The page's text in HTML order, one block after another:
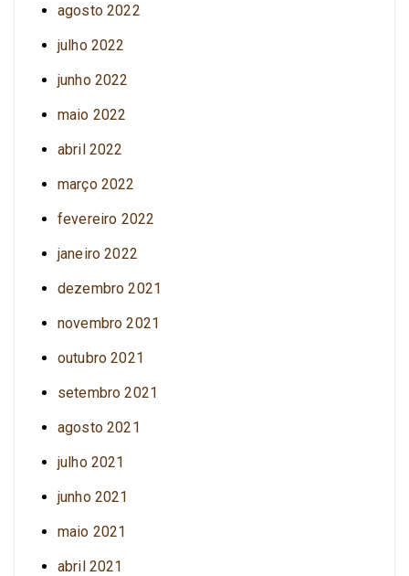
agosto 2022
julho 2022
junho 2022
maio 2022
abril 2022
março 2022
fevereiro 2022
janeiro 2022
dezembro 2021
novembro 2021
outubro 2021
setembro 2021
agosto 2021
julho 2021
junho 2021
maio 2021
abril 2021